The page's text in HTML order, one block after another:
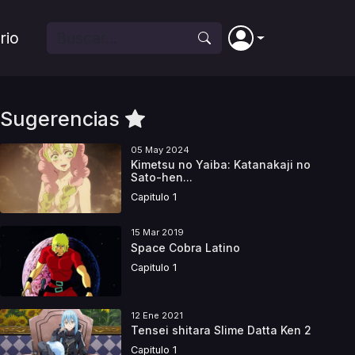
Sugerencias
05 May 2024
Kimetsu no Yaiba: Katanakaji no
Sato-hen...
Capitulo 1
15 Mar 2019
Space Cobra Latino
Capitulo 1
12 Ene 2021
Tensei shitara Slime Datta Ken 2
Capitulo 1